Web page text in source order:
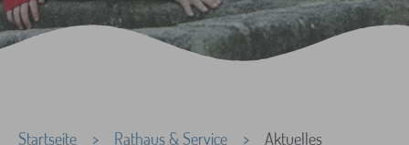
Startseite Rathaus & Service Aktuelles